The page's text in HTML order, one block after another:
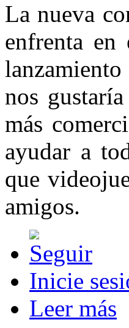
La nueva
enfrenta en
nos
más
ayudar a
que
amigos.
Inicie
Leer más